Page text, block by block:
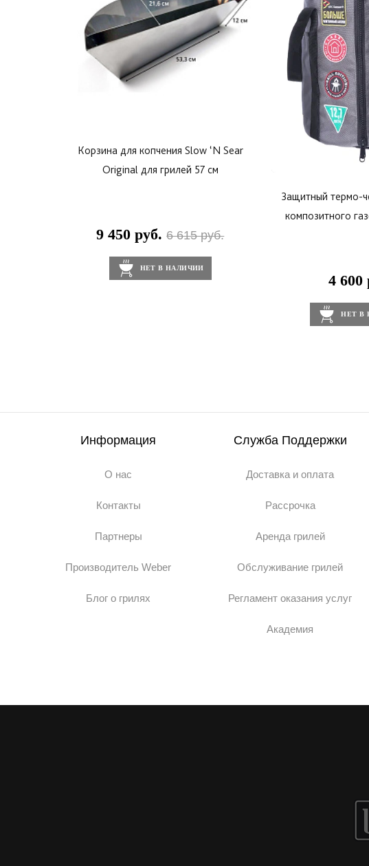
Корзина для копчения Slow ‘N Sear
Original для грилей 57 см
9 450 руб.6 615 руб.
НЕТ В НАЛИЧИИ
Защитный термо-
композитного
4 600
НЕТ В
Информация
О нас
Контакты
Партнеры
Производитель Weber
Блог о грилях
Служба Поддержки
Доставка и оплата
Рассрочка
Аренда грилей
Обслуживание грилей
Регламент оказания услуг
Академия